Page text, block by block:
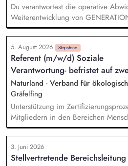
Du verantwortest die operative
Weiterentwicklung von
arbeitest Du im Team und auch eng
zusammen und übernimmst
die Umsetzung und das Wachstum
gehören insbesondere: Inhaltliche,
organisatorische Weiterentwicklung
Konzeption, Planung und
Demokratieveranstaltungen,
und Vorbereitung der Panelgäste.
5. August 2026 Stepstone
Referent (m/w/d) Soziale
Verantwortung- befristet auf
Naturland - Verband für
Gräfelfing
Unterstützung im
Mitgliedern in den Bereichen
Schwerpunkt auf Spanien,
und Überprüfung von Audit-
zertifizierungsrelevanten
Arbeitszeiterfassungen und
3. Juni 2026
Stellvertretende Bereichsleitung